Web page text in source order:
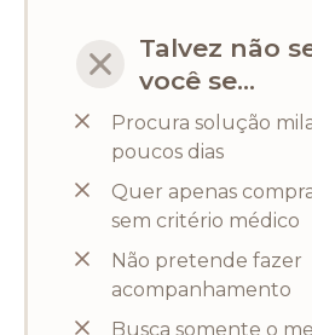
Talvez não
você se...
Procura solução
poucos dias
Quer apenas
sem critério médico
Não pretende fazer
acompanhamento
Busca somente o